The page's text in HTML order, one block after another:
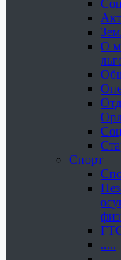
О
Спорт
.....